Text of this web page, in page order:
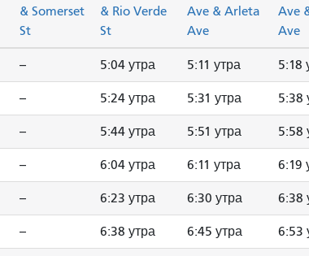
& Somerset
St
& Rio Verde
St
Ave & Arleta
Ave
Ave
Ave
-- 5:04 утра 5:11 утра 5:18
-- 5:24 утра 5:31 утра 5:38
-- 5:44 утра 5:51 утра 5:58
-- 6:04 утра 6:11 утра 6:19
-- 6:23 утра 6:30 утра 6:38
-- 6:38 утра 6:45 утра 6:53